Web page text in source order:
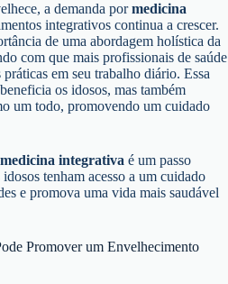
a demanda pormedicina
integrativos continua a crescer.
de uma abordagem holística da
com que mais profissionais de saúde
em seu trabalho diário. Essa
os idosos, mas também
um todo, promovendo um cuidado
medicina integrativa é um passo
tenham acesso a um cuidado
e promova uma vida mais saudável
Promover um Envelhecimento